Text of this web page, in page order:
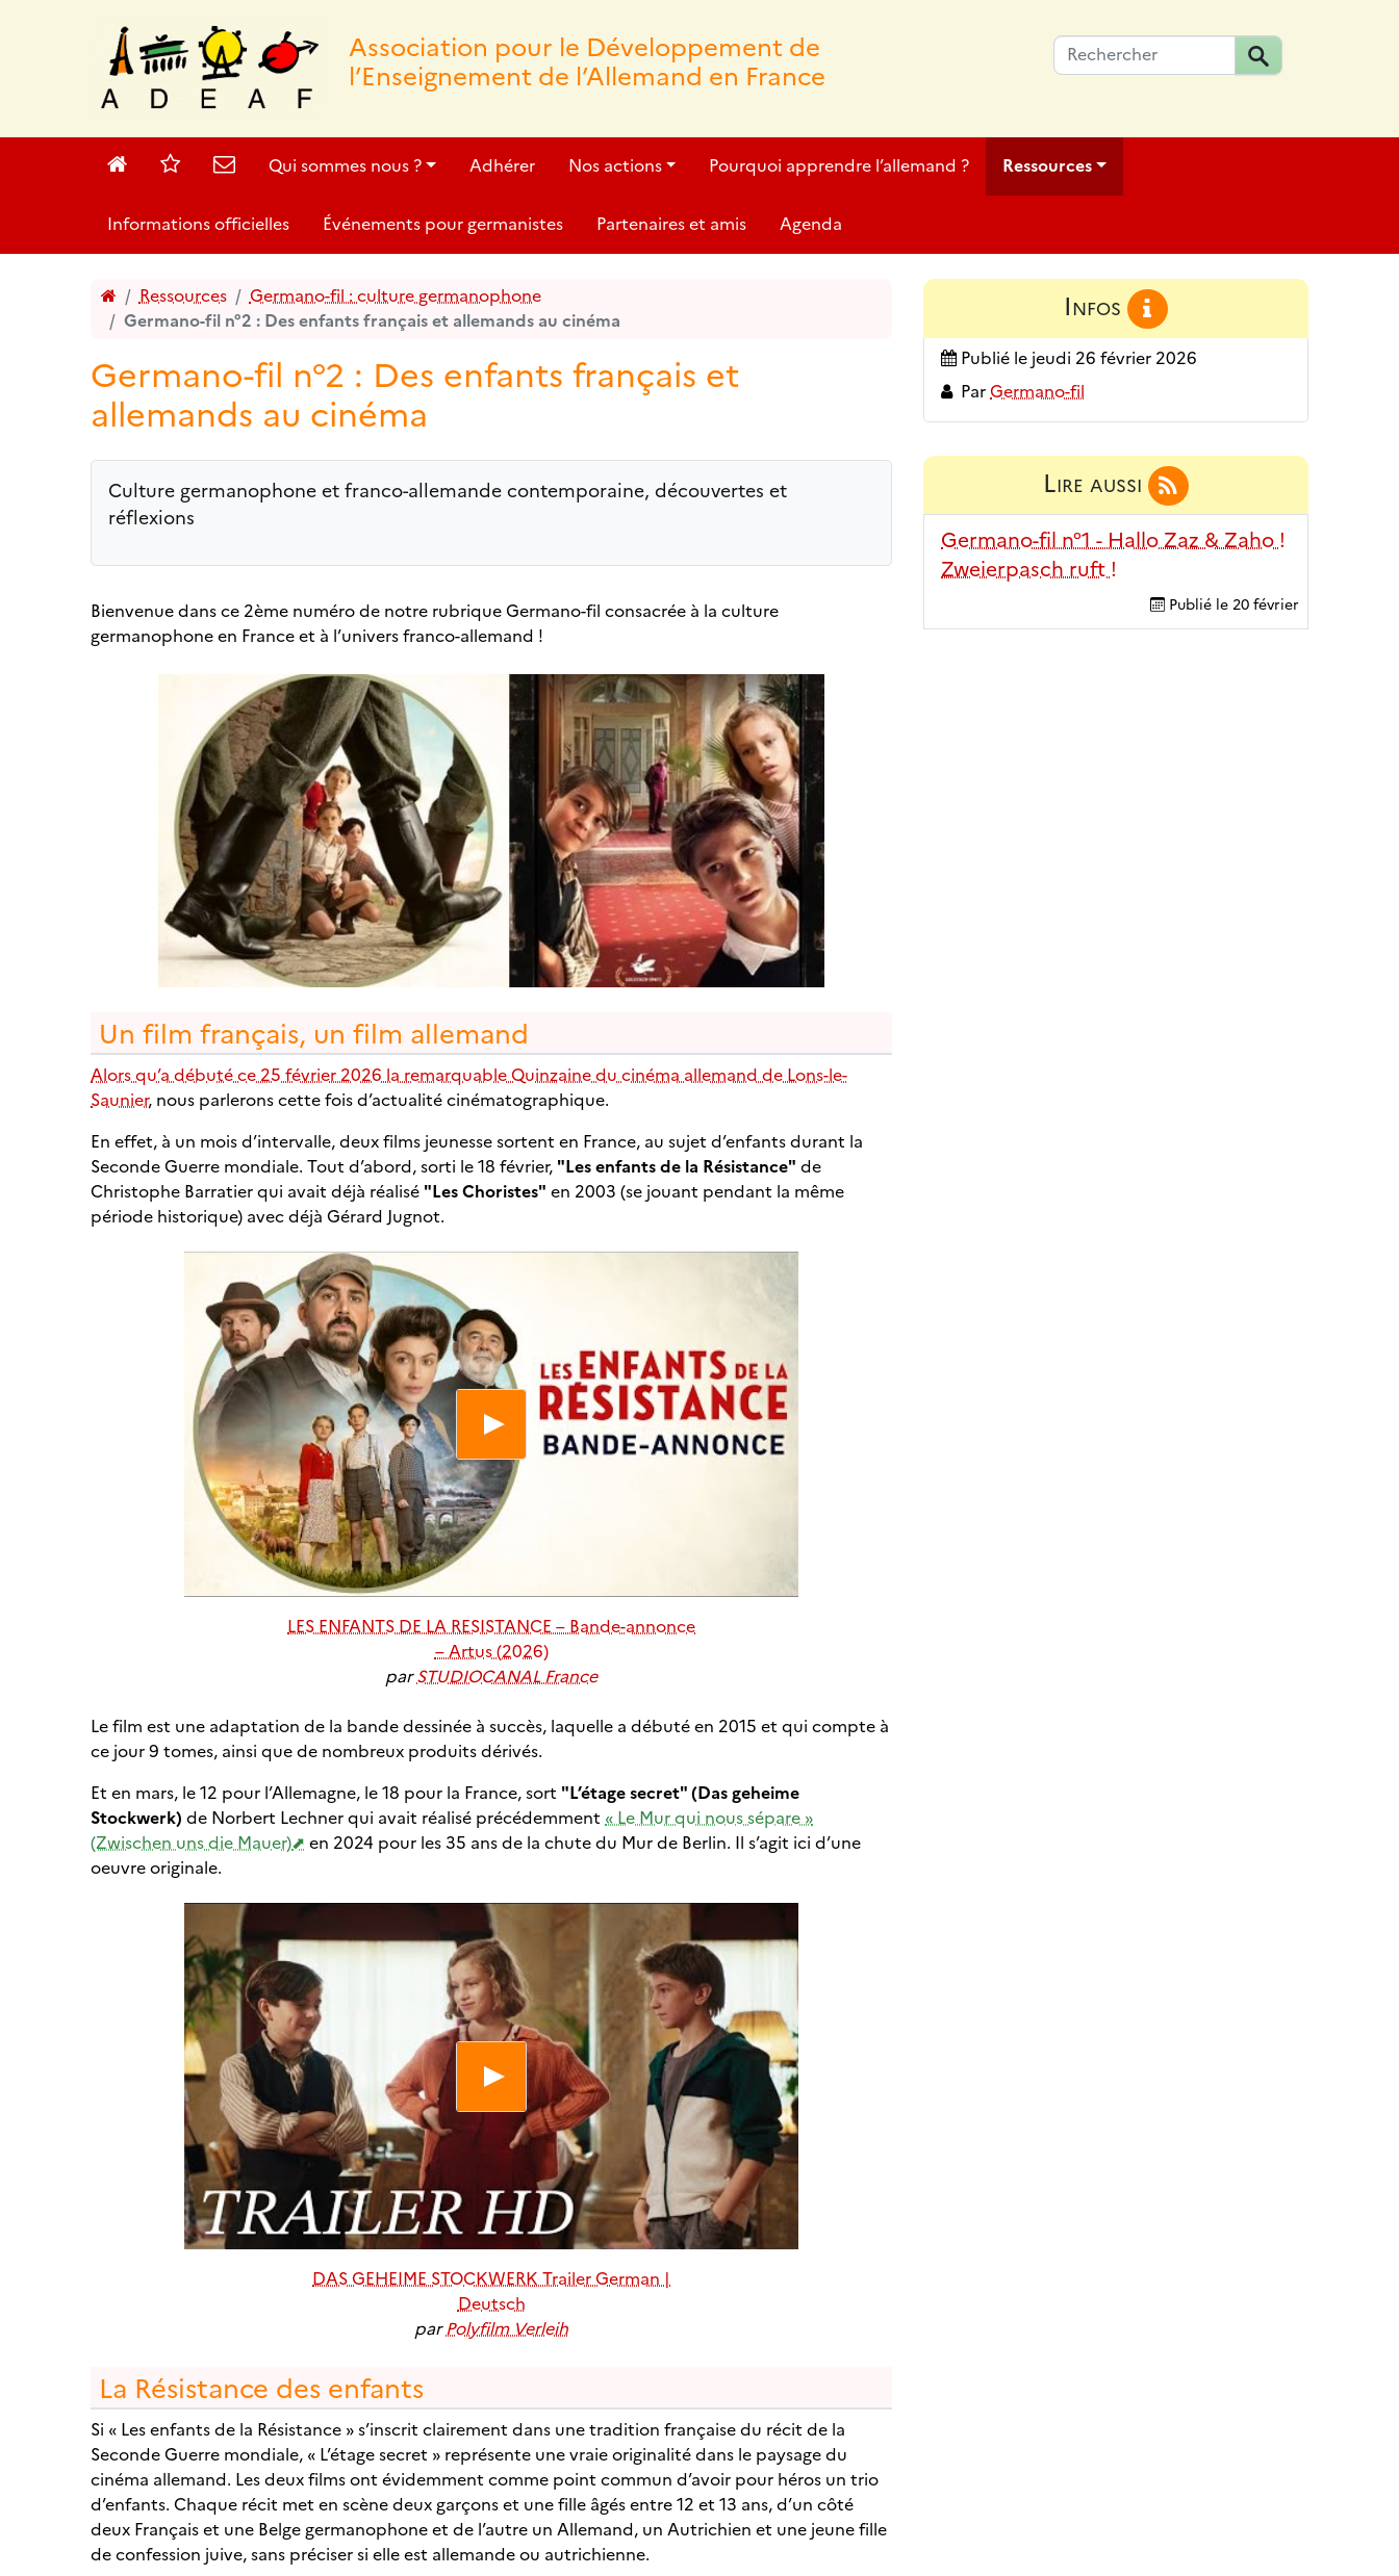
Association pour le Développement de
l’Enseignement de l’Allemand en France
AccueilSites ContactQui sommes nous ? Adhérer Nos actions Pourquoi apprendre l’allemand ? Ressources
Informations officielles Événements pour germanistes Partenaires et amis Agenda
Accueil
Ressources
Germano-fil : culture germanophone
Germano-fil n°2 : Des enfants français et allemands au cinéma
Germano-fil n°2 : Des enfants français et
allemands au cinéma
Culture germanophone et franco-allemande contemporaine, découvertes et
réflexions
Bienvenue dans ce 2ème numéro de notre rubrique Germano-fil consacrée à la culture
germanophone en France et à l’univers franco-allemand !
Un film français, un film allemand
Alors qu’a débuté ce 25 février 2026 la remarquable Quinzaine du cinéma allemand de Lons-le-
Saunier, nous parlerons cette fois d’actualité cinématographique.
En effet, à un mois d’intervalle, deux films jeunesse sortent en France, au sujet d’enfants durant la
Seconde Guerre mondiale. Tout d’abord, sorti le 18 février, "Les enfants de la Résistance" de
Christophe Barratier qui avait déjà réalisé "Les Choristes" en 2003 (se jouant pendant la même
période historique) avec déjà Gérard Jugnot.
LES ENFANTS DE LA RESISTANCE – Bande-annonce
– Artus (2026)
parSTUDIOCANAL France
Le film est une adaptation de la bande dessinée à succès, laquelle a débuté en 2015 et qui compte à
ce jour 9 tomes, ainsi que de nombreux produits dérivés.
Et en mars, le 12 pour l’Allemagne, le 18 pour la France, sort "L’étage secret" (Das geheime
Stockwerk) de Norbert Lechner qui avait réalisé précédemment « Le Mur qui nous sépare »
(Zwischen uns die Mauer)
en 2024 pour les 35 ans de la chute du Mur de Berlin. Il s’agit ici d’une
oeuvre originale.
DAS GEHEIME STOCKWERK Trailer German |
Deutsch
par Polyfilm Verleih
La Résistance des enfants
Si « Les enfants de la Résistance » s’inscrit clairement dans une tradition française du récit de la
Seconde Guerre mondiale, « L’étage secret » représente une vraie originalité dans le paysage du
cinéma allemand. Les deux films ont évidemment comme point commun d’avoir pour héros un trio
d’enfants. Chaque récit met en scène deux garçons et une fille âgés entre 12 et 13 ans, d’un côté
deux Français et une Belge germanophone et de l’autre un Allemand, un Autrichien et une jeune fille
de confession juive, sans préciser si elle est allemande ou autrichienne.
Infos
Publié le jeudi 26 février 2026
Par Germano-fil
Lire aussi
Germano-fil n°1 - Hallo Zaz & Zaho !
Zweierpasch ruft !
Publié le 20 février